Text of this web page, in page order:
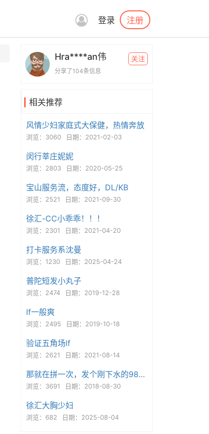
登录 注册
Hra****an伟
分享了104条信息
关注
相关推荐
风情少妇家庭式大保健，热情奔放
浏览：3060 日期：2021-02-03
闵行莘庄妮妮
浏览：2803 日期：2020-05-25
宝山服务流，态度好，DL/KB
浏览：2521 日期：2021-09-30
徐汇-CC小乖乖！！！
浏览：2301 日期：2021-04-20
打卡服务系沈曼
浏览：1230 日期：2025-04-24
普陀短发小丸子
浏览：2474 日期：2019-12-28
lf一般爽
浏览：2495 日期：2019-10-18
验证五角场lf
浏览：2621 日期：2021-08-14
那就在拼一次，发个刚下水的98年妹子真实
浏览：3691 日期：2018-08-30
徐汇大胸少妇
浏览：682 日期：2025-08-04